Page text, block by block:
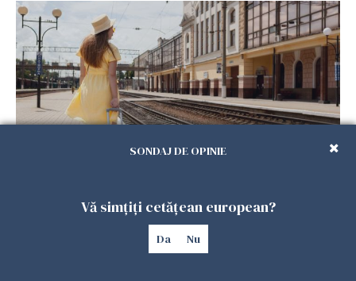
aproape patru zile, trenurile spre Roma și
Milano pot întârzia până la 3 ore
SONDAJ DE OPINIE
Vă simțiți cetățean european?
Da Nu